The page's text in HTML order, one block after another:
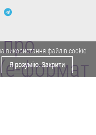
формат
використання файлів cookie
Я розумію. Закрити